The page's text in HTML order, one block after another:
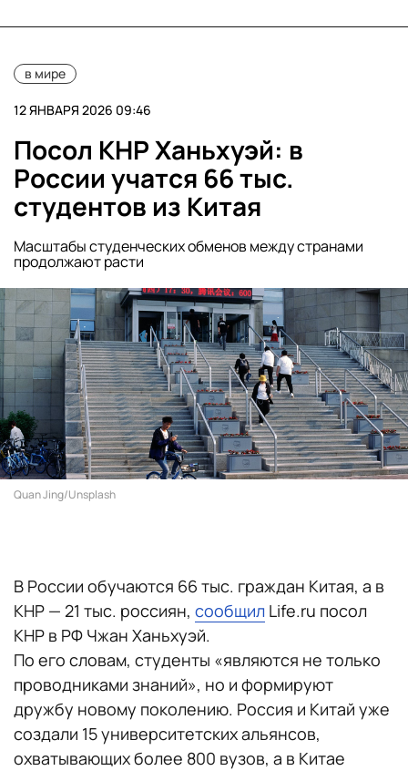
в мире
12 ЯНВАРЯ 2026 09:46
Посол КНР Ханьхуэй: в
России учатся 66 тыс.
студентов из Китая
Масштабы студенческих обменов между странами
продолжают расти
Quan Jing/Unsplash
В России обучаются 66 тыс. граждан Китая, а в
КНР — 21 тыс. россиян, сообщил Life.ru посол
КНР в РФ Чжан Ханьхуэй.
По его словам, студенты «являются не только
проводниками знаний», но и формируют
дружбу новому поколению. Россия и Китай уже
создали 15 университетских альянсов,
охватывающих более 800 вузов, а в Китае